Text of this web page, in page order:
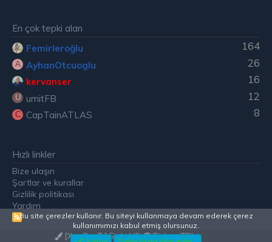
En çok tepki alan
164
Femirleroğlu
A 26
AyhanOtcuoglu
16
kervanser
U 12
umitFB
C 8
CapTainATLAS
Hızlı linkler
Bize ulaşın
Şartlar ve kurallar
Gizlilik politikası
Yardım
R
[XenGenTr] Style V2 Türkçe (TR)
Bu site çerezler kullanır. Bu siteyi kullanmaya devam ederek çerez
kullanımımızı kabul etmiş olursunuz.